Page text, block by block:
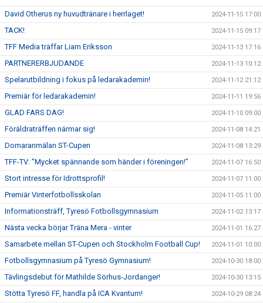
David Otherus ny huvudtränare i herrlaget! 2024-11-15 17:00
TACK! 2024-11-15 09:17
TFF Media träffar Liam Eriksson 2024-11-13 17:16
PARTNERERBJUDANDE 2024-11-13 10:12
Spelarutbildning i fokus på ledarakademin! 2024-11-12 21:12
Premiär för ledarakademin! 2024-11-11 19:56
GLAD FARS DAG! 2024-11-10 09:00
Föräldraträffen närmar sig! 2024-11-08 14:21
Domaranmälan ST-Cupen 2024-11-08 13:29
TFF-TV: "Mycket spännande som händer i föreningen!" 2024-11-07 16:50
Stort intresse för Idrottsprofil! 2024-11-07 11:00
Premiär Vinterfotbollsskolan 2024-11-05 11:00
Informationsträff, Tyresö Fotbollsgymnasium 2024-11-02 13:17
Nästa vecka börjar Träna Mera - vinter 2024-11-01 16:27
Samarbete mellan ST-Cupen och Stockholm Football Cup! 2024-11-01 10:00
Fotbollsgymnasium på Tyresö Gymnasium! 2024-10-30 18:00
Tävlingsdebut för Mathilde Sörhus-Jordanger! 2024-10-30 13:15
Stötta Tyresö FF, handla på ICA Kvantum! 2024-10-29 08:24